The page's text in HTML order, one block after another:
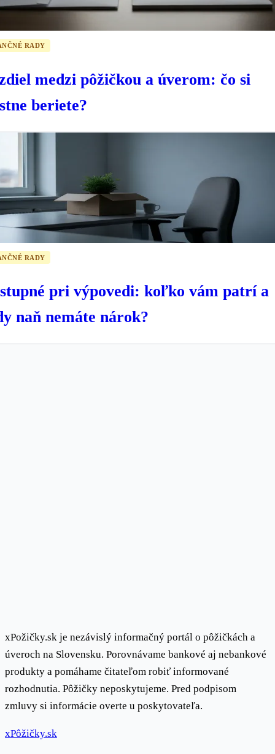
RADY
medzi pôžičkou a úverom: čo si
beriete?
RADY
pri výpovedi: koľko vám patrí a
naň nemáte nárok?
xPožičky.sk je nezávislý informačný portál o pôžičkách a
úveroch na Slovensku. Porovnávame bankové aj nebankové
produkty a pomáhame čitateľom robiť informované
rozhodnutia. Pôžičky neposkytujeme. Pred podpisom
zmluvy si informácie overte u poskytovateľa.
xPôžičky.sk